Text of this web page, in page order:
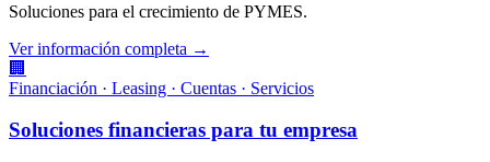
Soluciones para el crecimiento de PYMES.
Ver información completa →
🏢
Financiación · Leasing · Cuentas · Servicios
Soluciones financieras para tu empresa